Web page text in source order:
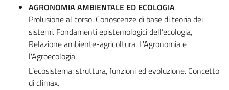
AGRONOMIA AMBIENTALE ED ECOLOGIA
Prolusione al corso. Conoscenze di base di teoria dei
sistemi. Fondamenti epistemologici dell’ecologia,
Relazione ambiente-agricoltura. L'Agronomia e
l'Agroecologia.
L’ecosistema: struttura, funzioni ed evoluzione. Concetto
di climax.